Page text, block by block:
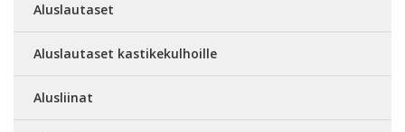
Aluslautaset
Aluslautaset kastikekulhoille
Alusliinat